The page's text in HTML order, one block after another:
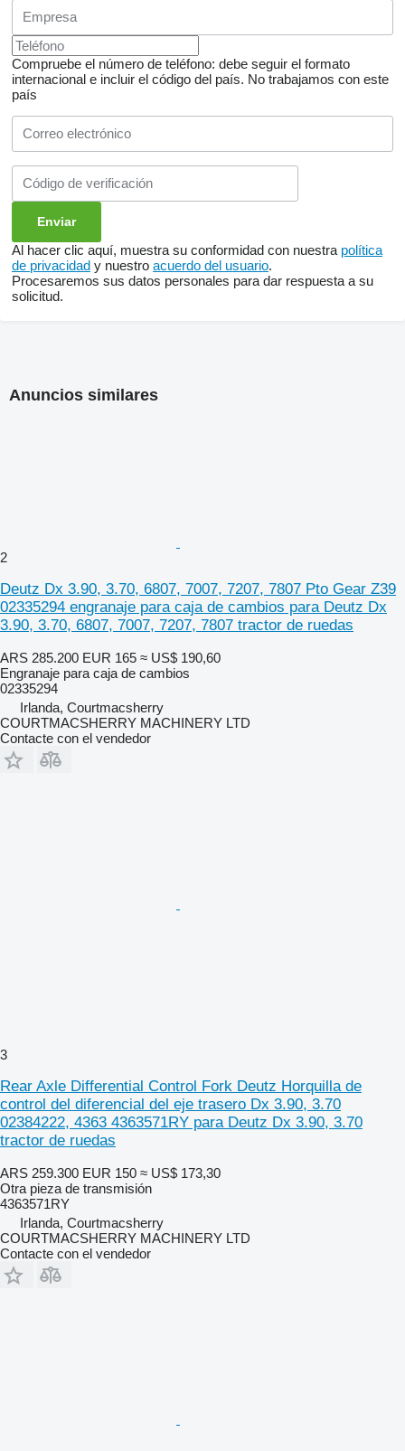
Compruebe el número de teléfono: debe seguir el formato
internacional e incluir el código del país. No trabajamos con este
país
Al hacer clic aquí, muestra su conformidad con nuestra política
de privacidad y nuestro acuerdo del usuario.
Procesaremos sus datos personales para dar respuesta a su
solicitud.
Anuncios similares
2
Deutz Dx 3.90, 3.70, 6807, 7007, 7207, 7807 Pto Gear Z39
02335294 engranaje para caja de cambios para Deutz Dx
3.90, 3.70, 6807, 7007, 7207, 7807 tractor de ruedas
ARS 285.200 EUR 165 ≈ US$ 190,60
Engranaje para caja de cambios
02335294
Irlanda, Courtmacsherry
COURTMACSHERRY MACHINERY LTD
Contacte con el vendedor
3
Rear Axle Differential Control Fork Deutz Horquilla de
control del diferencial del eje trasero Dx 3.90, 3.70
02384222, 4363 4363571RY para Deutz Dx 3.90, 3.70
tractor de ruedas
ARS 259.300 EUR 150 ≈ US$ 173,30
Otra pieza de transmisión
4363571RY
Irlanda, Courtmacsherry
COURTMACSHERRY MACHINERY LTD
Contacte con el vendedor